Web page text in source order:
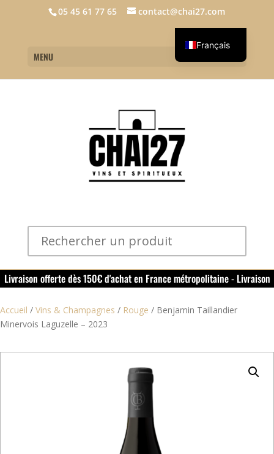
05 45 61 77 65 contact@chai27.com
MENU
Livraison offerte dès 150€ d'achat en France métropolitaine - Livraison
offerte dans le rouillacais (16) dès 50€ d'achat
Accueil / Vins & Champagnes / Rouge / Benjamin Taillandier
Minervois Laguzelle – 2023
Français
English